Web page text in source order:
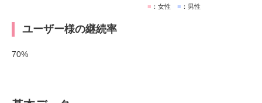
■ ：女性 ■ ：男性
ユーザー様の継続率
70%